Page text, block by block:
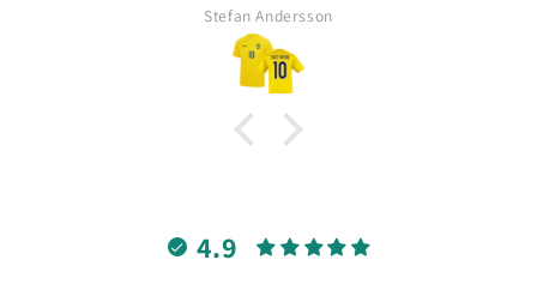
Imponerad av leveransen från er, gick mycket snabbt,
tack.
Stefan Andersson
4.9